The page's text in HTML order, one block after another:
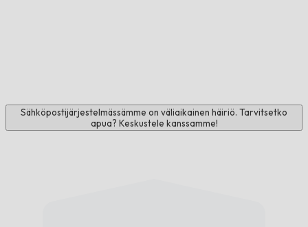
Sähköpostijärjestelmässämme on väliaikainen häiriö. Tarvitsetko
apua? Keskustele kanssamme!